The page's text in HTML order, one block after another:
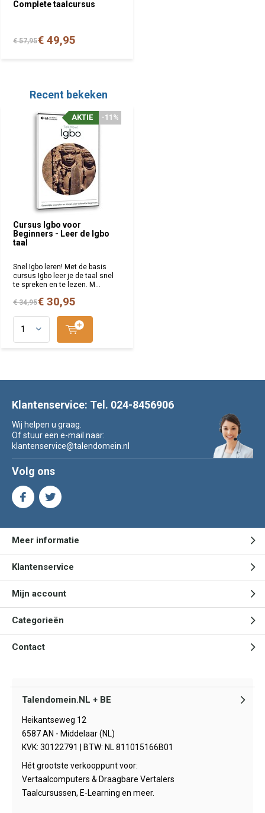
Complete taalcursus
€ 57,95€ 49,95
Recent bekeken
Cursus Igbo voor
Beginners - Leer de Igbo
taal
-11%
AKTIE
Snel Igbo leren! Met de basis
cursus Igbo leer je de taal snel
te spreken en te lezen. M...
€ 34,95€ 30,95
Klantenservice: Tel. 024-8456906
Wij helpen u graag.
Of stuur een e-mail naar:
klantenservice@talendomein.nl
Volg ons
Meer informatie
Klantenservice
Mijn account
Categorieën
Contact
Talendomein.NL + BE
Heikantseweg 12
6587 AN - Middelaar (NL)
KVK: 30122791 | BTW: NL 811015166B01
Hét grootste verkooppunt voor:
Vertaalcomputers & Draagbare Vertalers
Taalcursussen, E-Learning en meer.